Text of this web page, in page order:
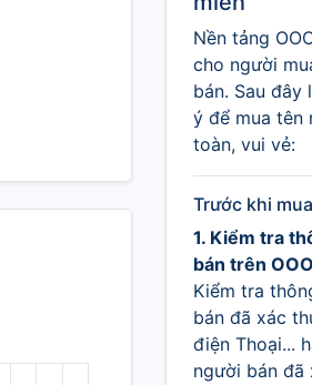
Nền tảng
cho người
bán. Sau đây
ý để mua tên
toàn, vui vẻ:
Trước khi
1. Kiểm tra
bán trên
Kiểm tra
bán đã xác
điện Thoại...
người bán đã